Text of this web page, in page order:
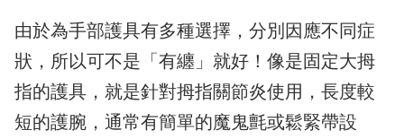
由於為手部護具有多種選擇，分別因應不同症
狀，所以可不是「有纏」就好！像是固定大拇
指的護具，就是針對拇指關節炎使用，長度較
短的護腕，通常有簡單的魔鬼氈或鬆緊帶設